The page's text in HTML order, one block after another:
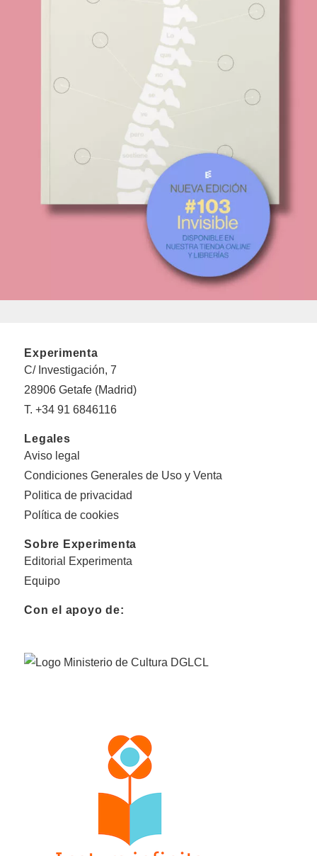
Experimenta
C/ Investigación, 7
28906 Getafe (Madrid)
T. +34 91 6846116
Legales
Aviso legal
Condiciones Generales de Uso y Venta
Politica de privacidad
Política de cookies
Sobre Experimenta
Editorial Experimenta
Equipo
Con el apoyo de: